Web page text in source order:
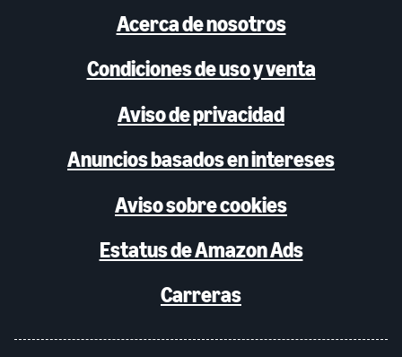
Acerca de nosotros
Condiciones de uso y venta
Aviso de privacidad
Anuncios basados en intereses
Aviso sobre cookies
Estatus de Amazon Ads
Carreras